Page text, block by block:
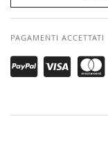
PAGAMENTI ACCETTATI